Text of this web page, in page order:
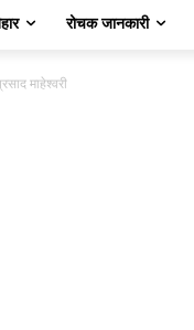
रोचक जानकारी
माहेश्वरी